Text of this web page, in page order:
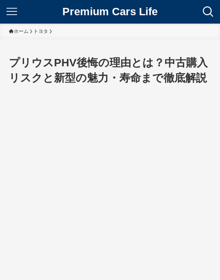
Premium Cars Life
ホーム トヨタ
プリウスPHV後悔の理由とは？中古購入
リスクと新型の魅力・寿命まで徹底解説